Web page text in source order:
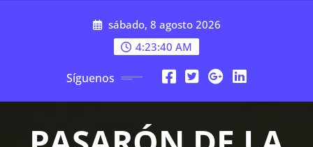
sábado, 8 agosto 2026
4:23:43 AM
Síguenos